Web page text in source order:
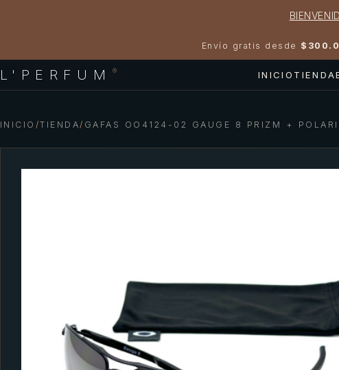
Envío gratis desde
L'PERFUM ® INICIO TIENDA
INICIO /TIENDA/ GAFAS OO4124-02 GAUGE 8 PRIZM +